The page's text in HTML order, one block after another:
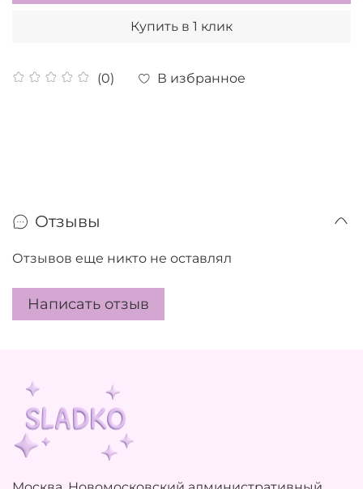
(0) В избранное
Купить в 1 клик
Отзывы
Отзывов еще никто не оставлял
Написать отзыв